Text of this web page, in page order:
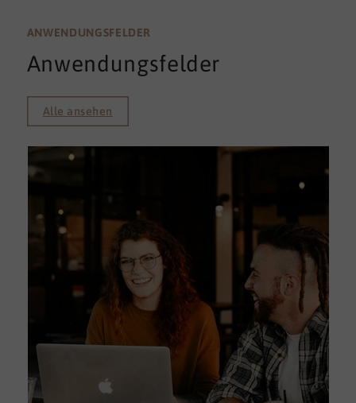
ANWENDUNGSFELDER
Anwendungsfelder
Alle ansehen